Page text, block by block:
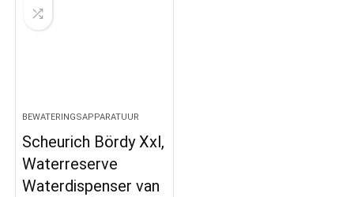
BEWATERINGSAPPARATUUR
Scheurich Bördy Xxl,
Waterreserve
Waterdispenser van